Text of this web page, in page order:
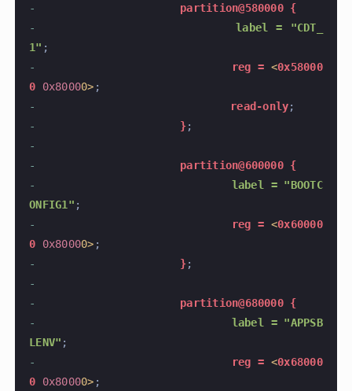
-
			partition@580000 {
-
				label = "CDT_
1" ;
-
				reg =
<0x58000
0 0x80000> ;
-
				read-only
;
-
			}
;
-
-
			partition@600000 {
-
ONFIG1" ;
-
				reg =
<0x60000
0 0x80000> ;
-
			}
;
-
-
			partition@680000 {
-
LENV" ;
-
				reg =
<0x68000
0 0x80000> ;